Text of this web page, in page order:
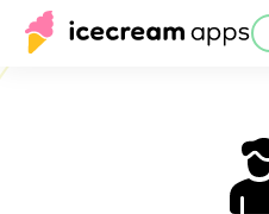
Produits Aide